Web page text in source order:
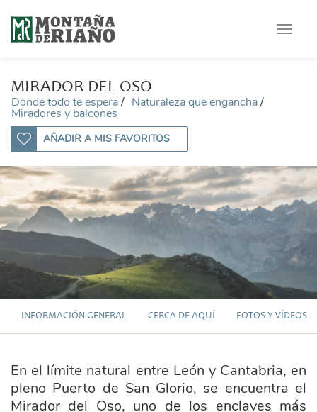
Toggle
MIRADOR DEL OSO
Donde todo te espera Naturaleza que engancha
Miradores y balcones
AÑADIR A MIS FAVORITOS
INFORMACIÓN GENERAL CERCA DE AQUÍ FOTOS Y VÍDEOS
En el límite natural entre León y Cantabria, en
pleno Puerto de San Glorio, se encuentra el
Mirador del Oso, uno de los enclaves más